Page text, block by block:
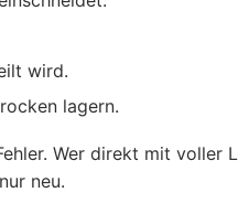
wird.
lagern.
Wer direkt mit
neu.